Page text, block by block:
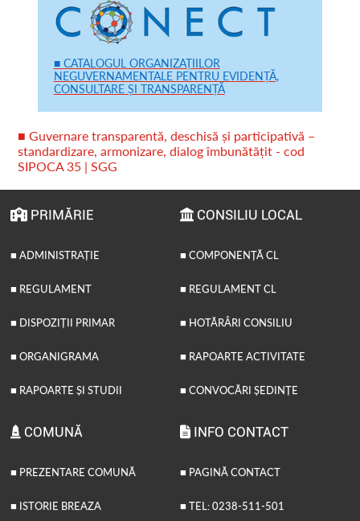
■ CATALOGUL ORGANIZAȚIILOR
NEGUVERNAMENTALE PENTRU EVIDENȚĂ,
CONSULTARE ȘI TRANSPARENȚĂ
■ Guvernare transparentă, deschisă și participativă –
standardizare, armonizare, dialog îmbunătățit - cod
SIPOCA 35 | SGG
PRIMĂRIE
■ ADMINISTRAȚIE
■ REGULAMENT
■ DISPOZIȚII PRIMAR
■ ORGANIGRAMA
■ RAPOARTE ȘI STUDII
CONSILIU LOCAL
■ COMPONENȚĂ CL
■ REGULAMENT CL
■ HOTĂRÂRI CONSILIU
■ RAPOARTE ACTIVITATE
■ CONVOCĂRI ȘEDINȚE
COMUNĂ
■ PREZENTARE COMUNĂ
■ ISTORIE BREAZA
INFO CONTACT
■ PAGINĂ CONTACT
■ TEL: 0238-511-501